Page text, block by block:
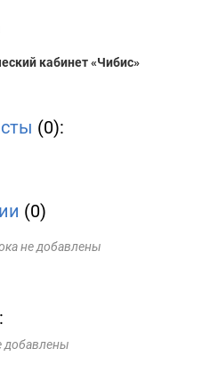
кабинет «Чибис»
(0):
(0)
не добавлены
добавлены